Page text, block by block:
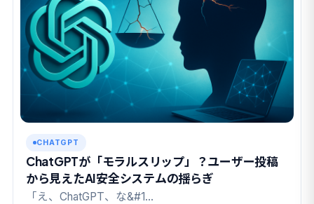
CHATGPT
ChatGPTが「モラルスリップ」？ユーザー投稿
から見えたAI安全システムの揺らぎ
「え、ChatGPT、な&#1…